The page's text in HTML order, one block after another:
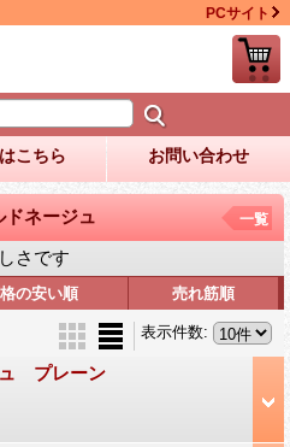
PCサイト
こちら お問い合わせ
ドネージュ
さです
一覧
の安い順 売れ筋順
表示件数:
ュ プレーン